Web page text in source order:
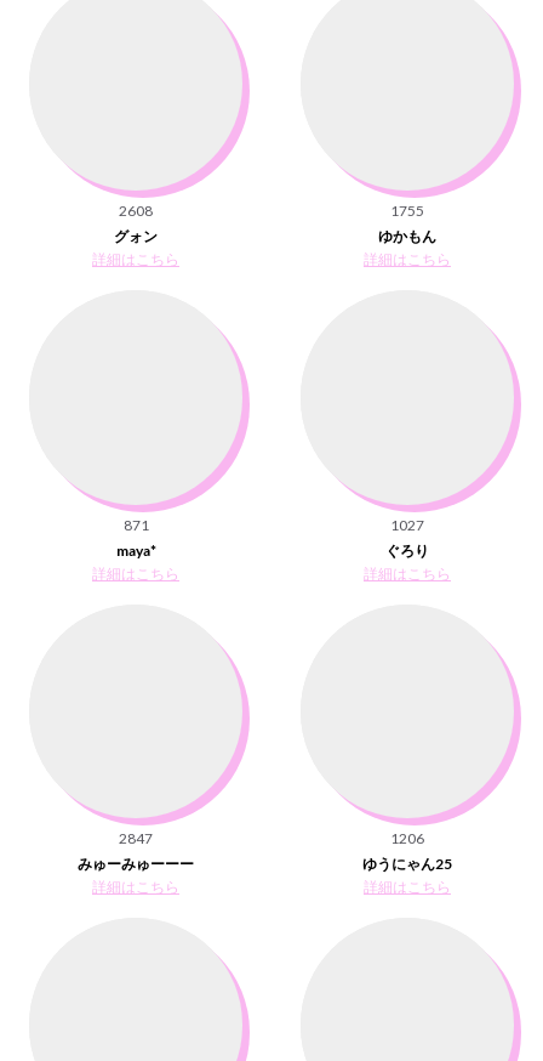
2608
グォン
詳細はこちら
1755
ゆかもん
詳細はこちら
871
maya*
詳細はこちら
1027
ぐろり
詳細はこちら
2847
みゅーみゅーーー
詳細はこちら
1206
ゆうにゃん25
詳細はこちら